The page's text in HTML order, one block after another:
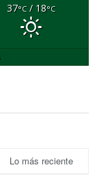
37°C/ 18°C
Lo más reciente